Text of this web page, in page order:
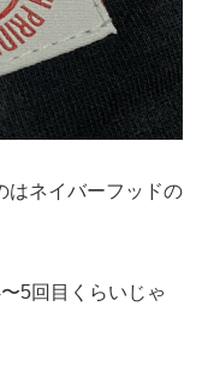
はネイバーフッドの
5回目くらいじゃ